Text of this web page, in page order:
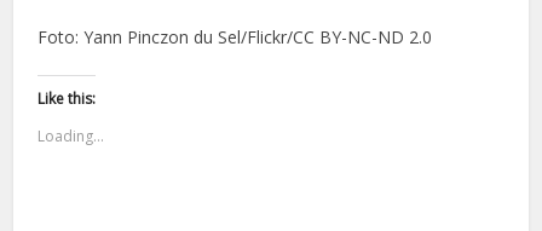
Foto: Yann Pinczon du Sel/Flickr/CC BY-NC-ND 2.0
Like this:
Loading...